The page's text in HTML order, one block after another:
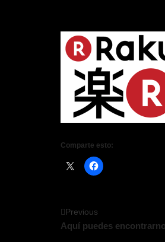
Comparte esto:
Previous
Aquí puedes